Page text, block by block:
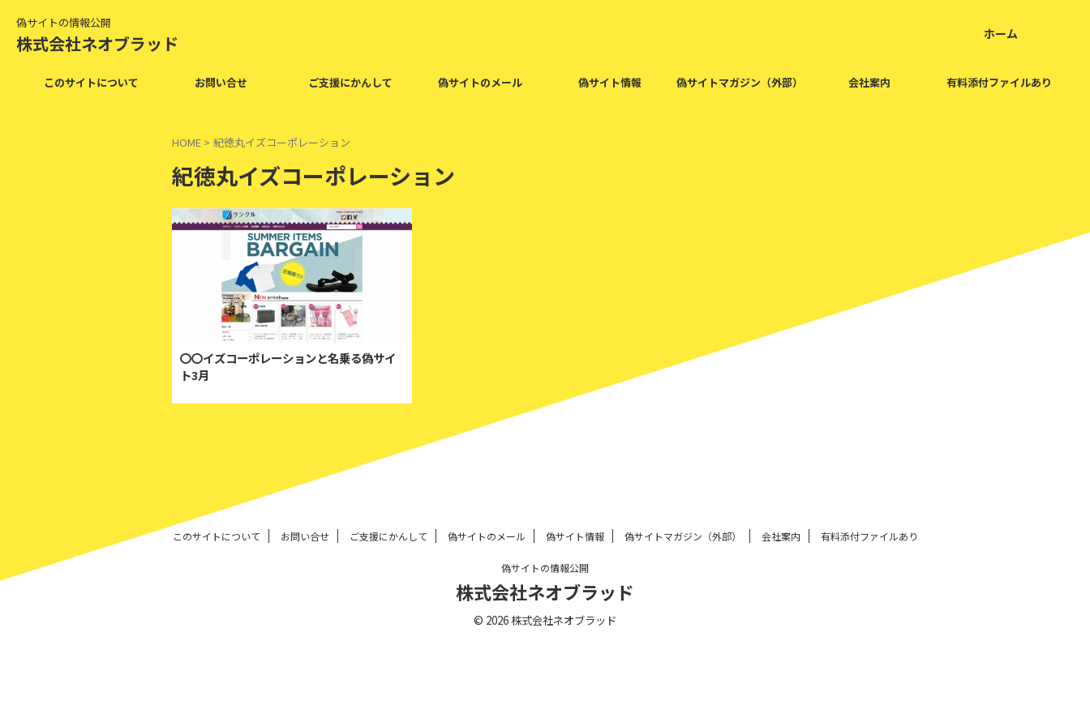
偽サイトの情報公開
株式会社ネオブラッド ホーム
このサイトについて お問い合せ ご支援にかんして 偽サイトのメール 偽サイト情報 偽サイトマガジン（外部） 会社案内 有料添付ファイルあり
HOME > 紀徳丸イズコーポレーション
紀徳丸イズコーポレーション
2022/4/12
〇〇イズコーポレーションと名乗る偽サイ
ト3月
このサイトについて お問い合せ ご支援にかんして 偽サイトのメール 偽サイト情報 偽サイトマガジン（外部） 会社案内 有料添付ファイルあり
偽サイトの情報公開
株式会社ネオブラッド
© 2026 株式会社ネオブラッド